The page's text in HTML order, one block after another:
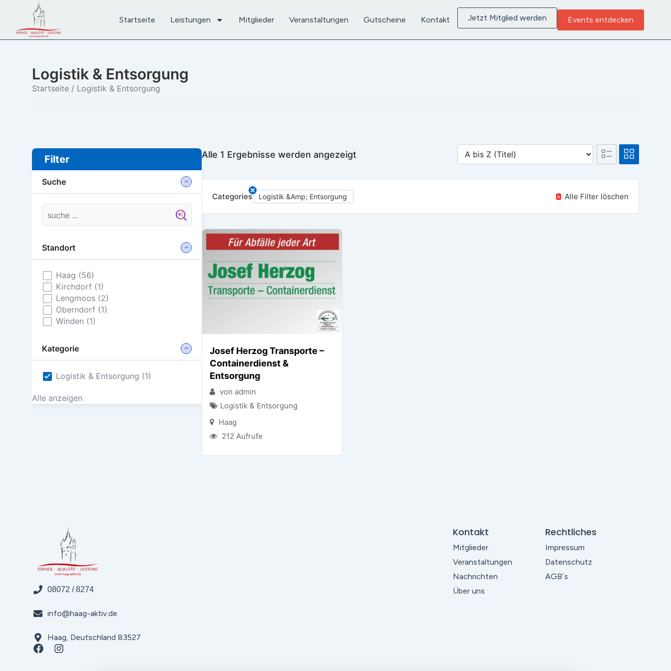
Startseite Leistungen Mitglieder Veranstaltungen Gutscheine Kontakt Jetzt Mitglied werden Events entdecken
Logistik & Entsorgung
Startseite / Logistik & Entsorgung
Alle 1 Ergebnisse werden angezeigt
Categories Logistik &amp; Entsorgung Alle Filter löschen
Josef Herzog Transporte –
Containerdienst &
Entsorgung
von admin
Logistik & Entsorgung
Haag
212 Aufrufe
Filter
Suche
Standort
Haag (56)
Kirchdorf (1)
Lengmoos (2)
Oberndorf (1)
Winden (1)
Kategorie
Logistik & Entsorgung (1)
Alle anzeigen
08072 / 8274
info@haag-aktiv.de
Haag, Deutschland 83527
Kontakt
Mitglieder
Veranstaltungen
Nachrichten
Über uns
Rechtliches
Impressum
Datenschutz
AGB´s